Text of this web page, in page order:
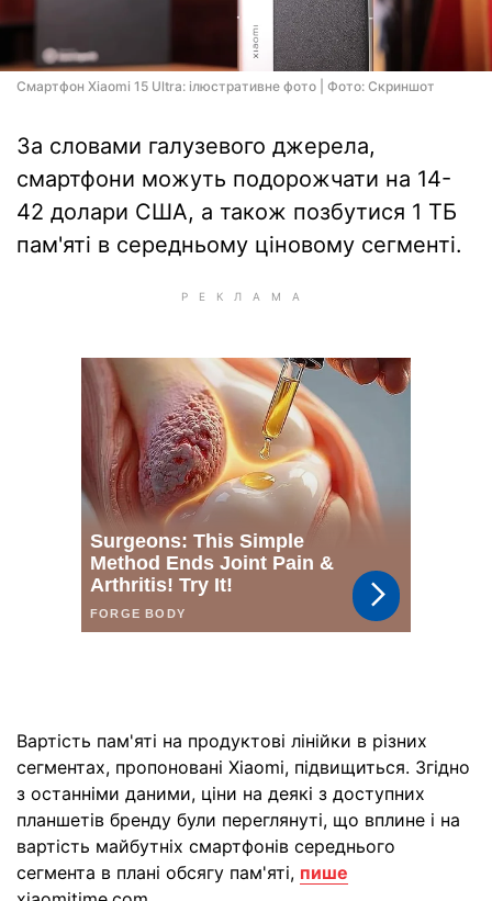
Смартфон Xiaomi 15 Ultra: ілюстративне фото | Фото: Скриншот
За словами галузевого джерела,
смартфони можуть подорожчати на 14-
42 долари США, а також позбутися 1 ТБ
пам'яті в середньому ціновому сегменті.
Вартість пам'яті на продуктові лінійки в різних
сегментах, пропоновані Xiaomi, підвищиться. Згідно
з останніми даними, ціни на деякі з доступних
планшетів бренду були переглянуті, що вплине і на
вартість майбутніх смартфонів середнього
сегмента в плані обсягу пам'яті, пише